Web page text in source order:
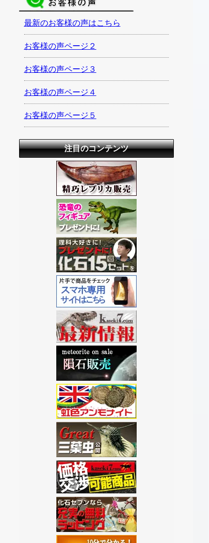
最新のお客様の声はこちら
お客様の声ページ２
お客様の声ページ３
お客様の声ページ４
お客様の声ページ５
注目のコンテンツ